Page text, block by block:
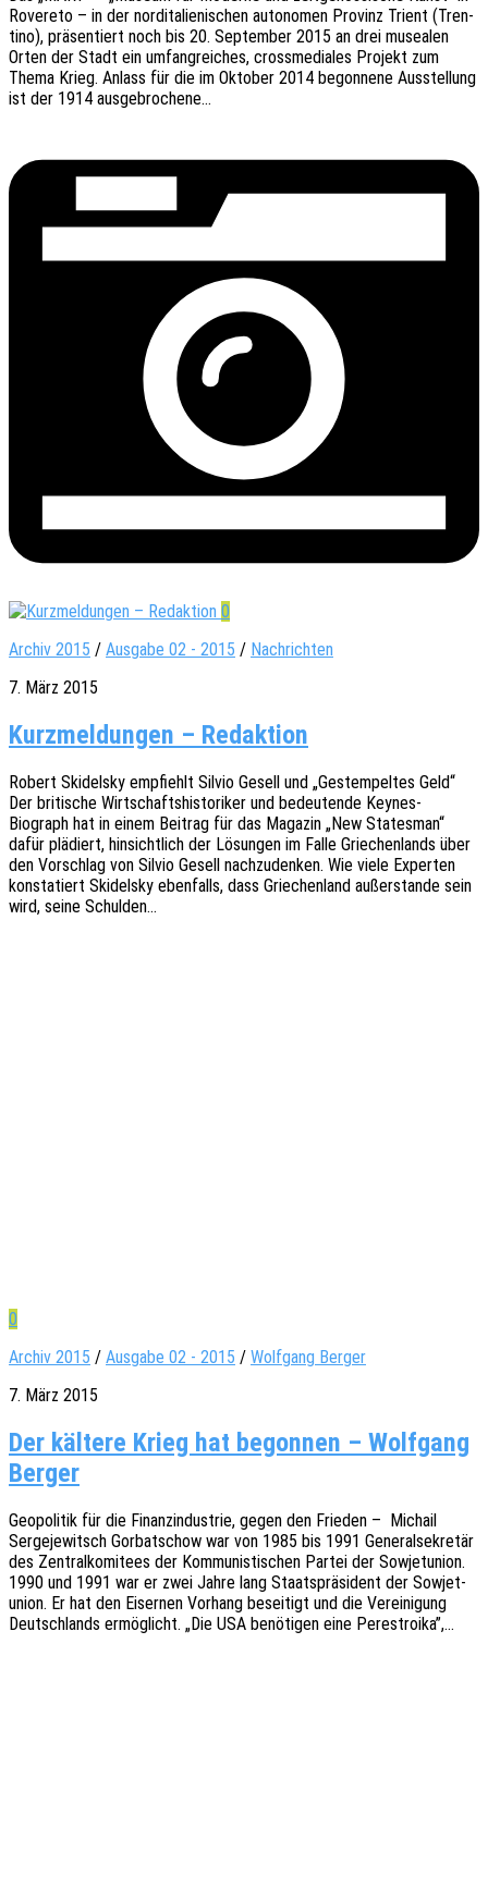
Rover­eto – in der nord­ita­lie­ni­schen auto­no­men Provinz Trient (Tren­
ti­no), präsen­tiert noch bis 20. Septem­ber 2015 an drei musea­len
Orten der Stadt ein umfang­rei­ches, cross­me­dia­les Projekt zum
Thema Krieg. Anlass für die im Okto­ber 2014 begon­ne­ne Ausstel­lung
ist der 1914 ausgebrochene…
0
Archiv 2015 / Ausgabe 02 - 2015 / Nachrichten
7. März 2015
Kurzmeldungen – Redaktion
Robert Skidelsky empfiehlt Silvio Gesell und „Gestem­pel­tes Geld“
Der briti­sche Wirt­schafts­his­to­ri­ker und bedeu­ten­de Keynes-
Biograph hat in einem Beitrag für das Maga­zin „New States­man“
dafür plädiert, hinsicht­lich der Lösun­gen im Falle Grie­chen­lands über
den Vorschlag von Silvio Gesell nach­zu­den­ken. Wie viele Exper­ten
konsta­tiert Skidelsky eben­falls, dass Grie­chen­land außer­stan­de sein
wird, seine Schulden…
0
Archiv 2015 / Ausgabe 02 - 2015 / Wolfgang Berger
7. März 2015
Der kältere Krieg hat begonnen – Wolfgang
Berger
Geopo­li­tik für die Finanz­in­dus­trie, gegen den Frie­den – Michail
Serge­je­witsch Gorbat­schow war von 1985 bis 1991 Gene­ral­se­kre­tär
des Zentral­ko­mi­tees der Kommu­nis­ti­schen Partei der Sowjet­uni­on.
1990 und 1991 war er zwei Jahre lang Staats­prä­si­dent der Sowjet­
uni­on. Er hat den Eiser­nen Vorhang besei­tigt und die Verei­ni­gung
Deutsch­lands ermög­licht. „Die USA benö­ti­gen eine Perestroika”,…